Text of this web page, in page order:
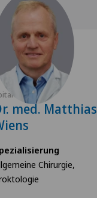
Zofingen
med. Matthias
Chirurgie,